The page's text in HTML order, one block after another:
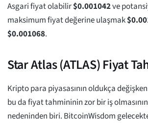
Asgari fiyat olabilir$0.001042ve
maksimum fiyat değerine ulaşmak$
$0.001068.
Star Atlas (ATLAS) Fiyat
Kripto para piyasasının oldukça
bu da fiyat tahmininin zor bir iş
nedeninden biri. BitcoinWisdom